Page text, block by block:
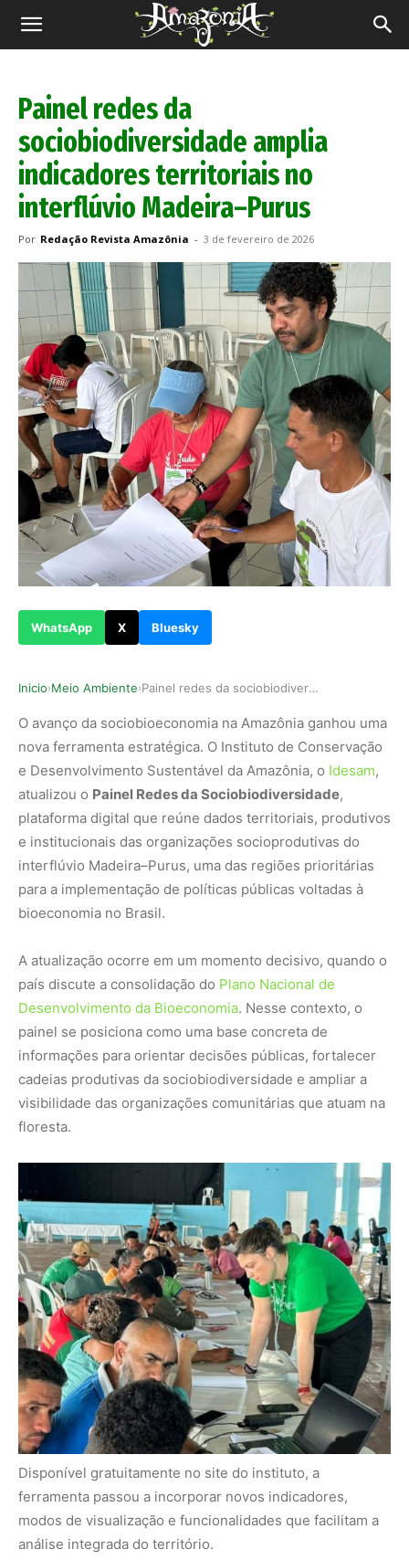
Revista
Painel redes da
sociobiodiversidade amplia
indicadores territoriais no
interflúvio Madeira–Purus
Por Redação Revista Amazônia - 3 de fevereiro de 2026
WhatsApp X Bluesky
Inicio›Meio Ambiente› Painel redes da sociobiodiversidade amplia indi…
O avanço da sociobioeconomia na Amazônia ganhou uma
nova ferramenta estratégica. O Instituto de Conservação
e Desenvolvimento Sustentável da Amazônia, o Idesam,
atualizou o Painel Redes da Sociobiodiversidade,
plataforma digital que reúne dados territoriais, produtivos
e institucionais das organizações socioprodutivas do
interflúvio Madeira–Purus, uma das regiões prioritárias
para a implementação de políticas públicas voltadas à
bioeconomia no Brasil.
A atualização ocorre em um momento decisivo, quando o
país discute a consolidação do Plano Nacional de
Desenvolvimento da Bioeconomia. Nesse contexto, o
painel se posiciona como uma base concreta de
informações para orientar decisões públicas, fortalecer
cadeias produtivas da sociobiodiversidade e ampliar a
visibilidade das organizações comunitárias que atuam na
floresta.
Disponível gratuitamente no site do instituto, a
ferramenta passou a incorporar novos indicadores,
modos de visualização e funcionalidades que facilitam a
análise integrada do território.